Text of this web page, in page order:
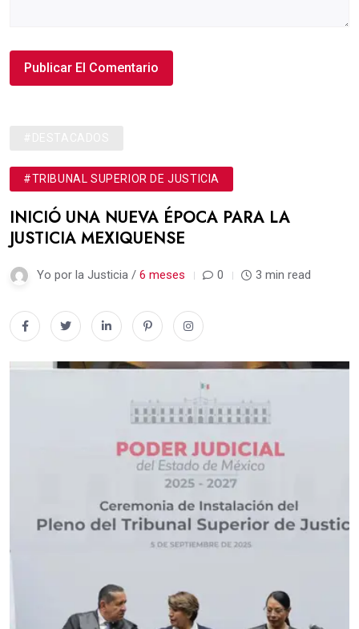
#TRIBUNAL SUPERIOR DE JUSTICIA
INICIÓ UNA NUEVA ÉPOCA PARA LA
JUSTICIA MEXIQUENSE
Yo por la Justicia / 6 meses 0 3 min read